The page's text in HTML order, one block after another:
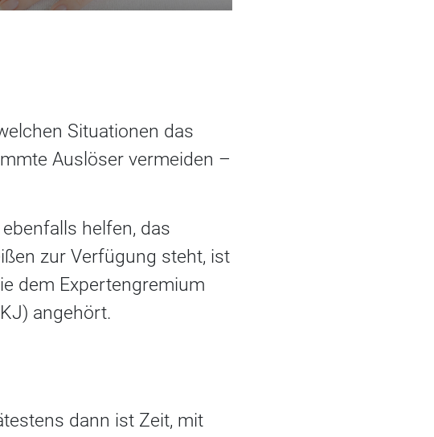
Situationen das
Auslöser vermeiden –
helfen, das
zur Verfügung steht, ist
dem Expertengremium
angehört.
dann ist Zeit, mit